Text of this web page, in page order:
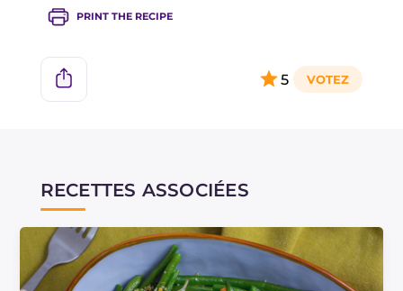
PRINT THE RECIPE
5
RECETTES ASSOCIÉES